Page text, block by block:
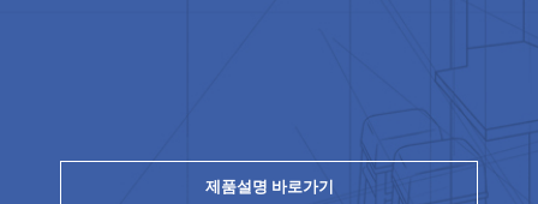
제품설명 바로가기